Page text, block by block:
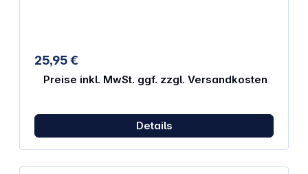
25,95 €
Preise inkl. MwSt. ggf. zzgl. Versandkosten
Details